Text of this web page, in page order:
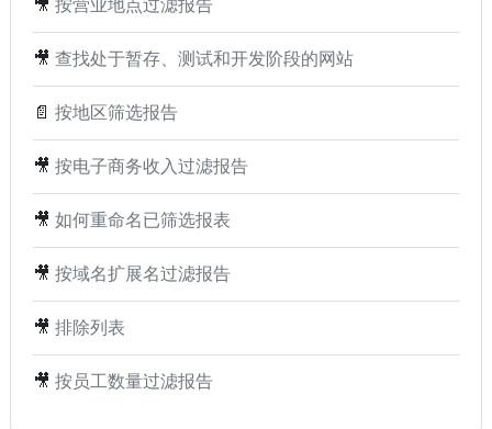
🎥 查找处于暂存、测试和开发阶段的网站
📄 按地区筛选报告
🎥 按电子商务收入过滤报告
🎥 如何重命名已筛选报表
🎥 按域名扩展名过滤报告
🎥 排除列表
🎥 按员工数量过滤报告